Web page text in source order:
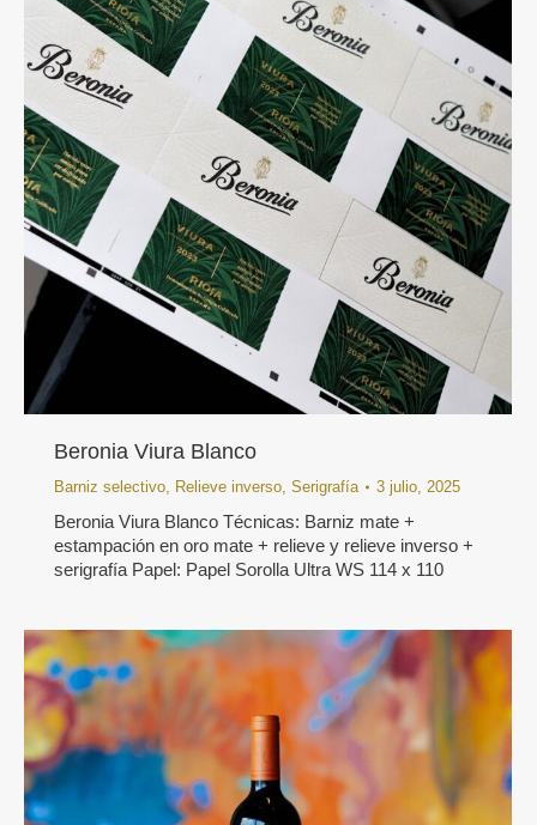
Beronia Viura Blanco
Barniz selectivo, Relieve inverso, Serigrafía 3 julio, 2025
Beronia Viura Blanco Técnicas: Barniz mate +
estampación en oro mate + relieve y relieve inverso +
serigrafía Papel: Papel Sorolla Ultra WS 114 x 110